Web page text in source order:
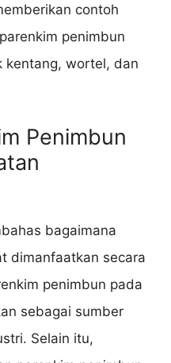
contoh
penimbun
kentang, wortel, dan
Penimbun
bagaimana
dimanfaatkan secara
penimbun pada
sebagai sumber
Selain itu,